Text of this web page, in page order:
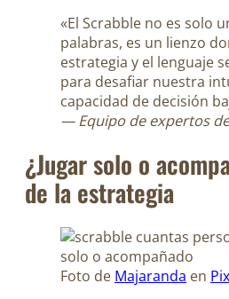
«El Scrabble no es solo
palabras, es un lienzo
estrategia y el lenguaje
para desafiar nuestra
capacidad de decisión
— Equipo de expertos
¿Jugar solo o
de la estrategia
Foto de Majaranda en